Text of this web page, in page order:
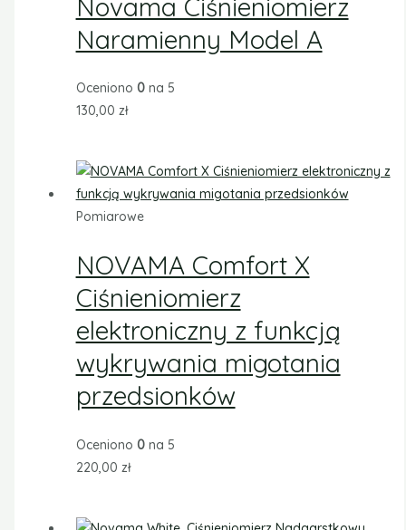
Novama Ciśnieniomierz
Naramienny Model A
Oceniono 0na 5
130,00 zł
Pomiarowe
NOVAMA Comfort X
Ciśnieniomierz
elektroniczny z funkcją
wykrywania migotania
przedsionków
Oceniono 0na 5
220,00 zł